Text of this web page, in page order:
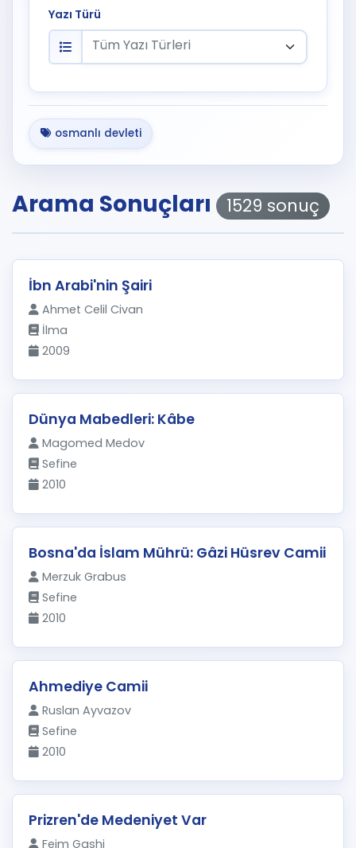
Yazı Türü
Tüm Yazı Türleri
osmanlı devleti
Arama Sonuçları 1529 sonuç
İbn Arabi'nin Şairi
Ahmet Celil Civan
İlma
2009
Dünya Mabedleri: Kâbe
Magomed Medov
Sefine
2010
Bosna'da İslam Mührü: Gâzi Hüsrev Camii
Merzuk Grabus
Sefine
2010
Ahmediye Camii
Ruslan Ayvazov
Sefine
2010
Prizren'de Medeniyet Var
Feim Gashi